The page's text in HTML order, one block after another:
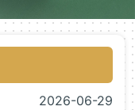
2026-06-29